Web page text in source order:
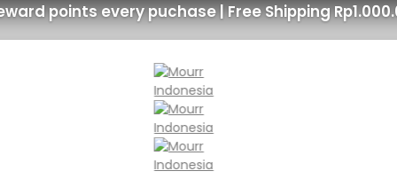
points every puchase | Free Shipping